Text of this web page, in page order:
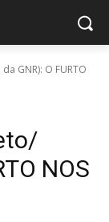
GNR): O FURTO
NOS